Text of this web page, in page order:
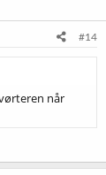
#14
når